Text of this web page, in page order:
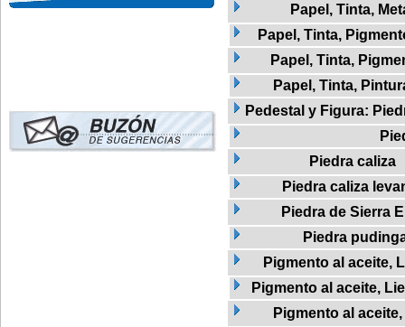
Papel, Tinta,
Papel, Tinta,
Papel, Tinta,
Papel, Tinta,
Pedestal y Figura:
Piedra caliza
Piedra caliza
Piedra de Sierra
Piedra
Pigmento al aceite,
Pigmento al aceite,
Pigmento al